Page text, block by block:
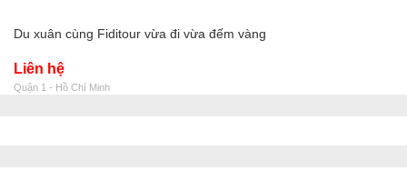
Du xuân cùng Fiditour vừa đi vừa đếm vàng
Liên hệ
Quận 1 - Hồ Chí Minh